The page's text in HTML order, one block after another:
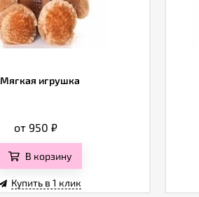
Мягкая игрушка
от 950 ₽
В корзину
Купить в 1 клик